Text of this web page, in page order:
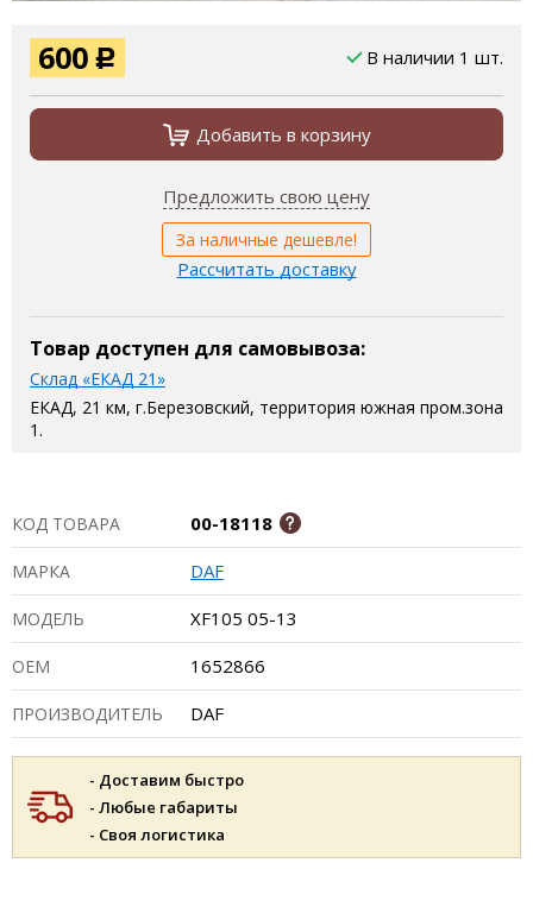
600 Р В наличии 1 шт.
Добавить в корзину
Предложить свою цену
За наличные дешевле!
Рассчитать доставку
Товар доступен для самовывоза:
Склад «ЕКАД 21»
ЕКАД, 21 км, г.Березовский, территория южная пром.зона
1.
КОД ТОВАРА 00-18118
МАРКА DAF
МОДЕЛЬ XF105 05-13
ОЕМ 1652866
ПРОИЗВОДИТЕЛЬ DAF
- Доставим быстро
- Любые габариты
- Своя логистика